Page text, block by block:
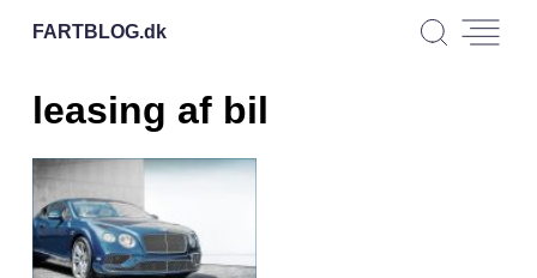
FARTBLOG.dk
leasing af bil